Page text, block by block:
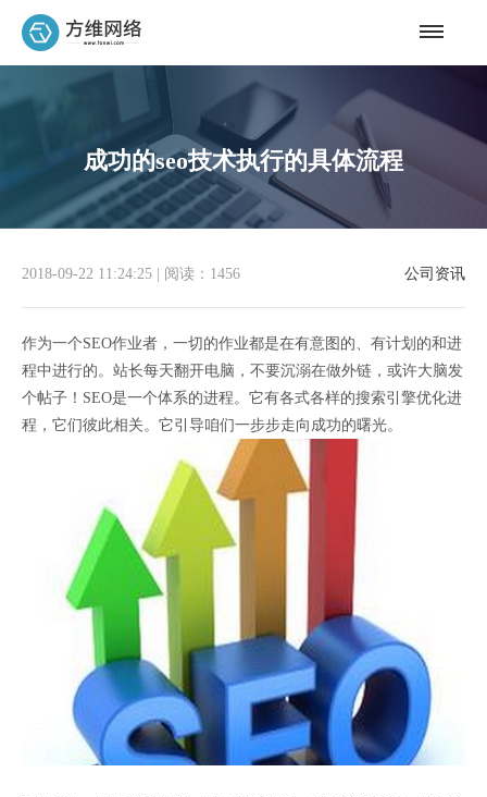
成功的seo技术执行的具体流程
公司资讯
2018-09-22 11:24:25 阅读：1456
作为一个SEO作业者，一切的作业都是在有意图的、有计划的和进
程中进行的。站长每天翻开电脑，不要沉溺在做外链，或许大脑发
个帖子！SEO是一个体系的进程。它有各式各样的搜索引擎优化进
程，它们彼此相关。它引导咱们一步步走向成功的曙光。